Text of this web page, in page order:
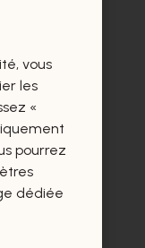
vous
les
«
pourrez
dédiée